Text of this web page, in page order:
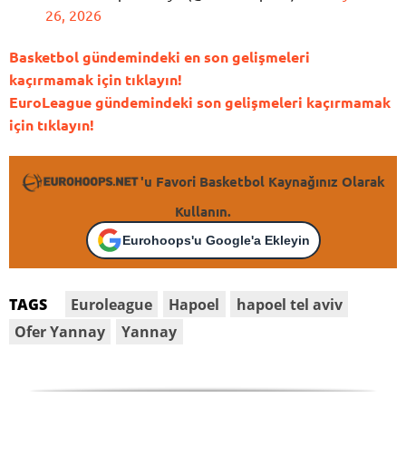
26, 2026
Basketbol gündemindeki en son gelişmeleri
kaçırmamak için tıklayın!
EuroLeague gündemindeki son gelişmeleri kaçırmamak
için tıklayın!
'u Favori Basketbol Kaynağınız Olarak
Kullanın.
Eurohoops'u Google'a Ekleyin
TAGS Euroleague Hapoel
hapoel tel aviv
Ofer Yannay
Yannay